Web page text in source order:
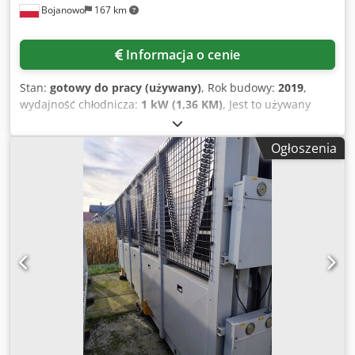
żywotności). Dane techniczne (z tabliczki znamionowej i
CSR-60/810/S Rok produkcji: 07/2019 Temperatura i klimat:
Zakres temperatury: Dedezimgajpfx Ahbswa –60 °C do
rosy: +5 °C do +74 °C Dane elektryczne: Napięcie
znamionowe: 400 V / 3-fazowe / N / PE / 50 Hz Moc
znamionowa: 39,6 kW Prąd znamionowy: 64,9 A Zalecane
zabezpieczenie: 80 A zwłoczne Typ podłączenia: przyłącze
stałe System chłodniczy: Czynnik chłodniczy:
Przedchładzanie: R452A (17,0 kg) Chłodzenie: R23 (5,3 kg)
Sprężarka: Bitzer (system kaskadowy) Stopień ochrony:
Jednostka kondycjonująca: IP54 Komora testowa: IP22
Wymiary i waga: Jednostka kondycjonująca: Wymiary
(SxGxW): ok. 1.200 × 1.100 × 2.200 mm Waga: ok. 1.200–
1.500 kg Komora testowa 1200 l: Wymiary (SxGxW): ok.
1.600 × 1.400 × 1.600 mm Waga: ok. 600–800 kg Łączna
waga systemu: ok. 1,8–2,3 t Dla Państwa bezpieczeństwa
jako kupującego następująca informacja! Przed sprzedażą
wykonujemy na naszych komorach następujące czynności:
1. Sprawdzenie funkcjonalności i wymiana niezbędnych
Bojanowo 167 km
Informacja o cenie
Stan: gotowy do pracy (używany), Rok budowy: 2019,
wydajność chłodnicza: 1 kW (1,36 KM), Jest to używany
agregat o nominalnej wydajności chłodniczej ~600kW dla
parametrów woda +12/7°C. Sprężarki śrubowe firmy Bitzer.
Czynnik chłodniczy R513A. Agregat posiada wbudowaną
pompę, fabryczne naczynie rozprężne. Agregat w dobrym
stanie z naszego parku maszyn do wynajmu. Transport nie
jest wliczony w cenę urządzenia. Udzielamy 3 m-ce
gwarancji (dot. terytorium RP). Dsdpfxjy Tmixj Ahbswa
Ogłoszenia